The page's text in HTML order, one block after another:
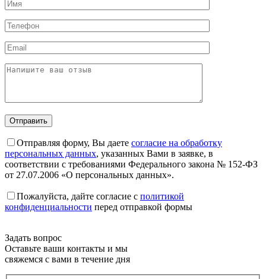
Отправляя форму, Вы даете согласие на обработку
персональных данных, указанных Вами в заявке, в
соответствии с требованиями Федерального закона № 152-ФЗ
от 27.07.2006 «О персональных данных».
Пожалуйста, дайте согласие c политикой
конфиденциальности перед отправкой формы
Задать вопрос
Оставьте ваши контакты и мы
свяжемся с вами в течение дня